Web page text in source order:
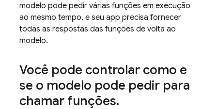
modelo pode pedir várias funções em execução
ao mesmo tempo, e seu app precisa fornecer
todas as respostas das funções de volta ao
modelo.
Você pode controlar como e
se o modelo pode pedir para
chamar funções.